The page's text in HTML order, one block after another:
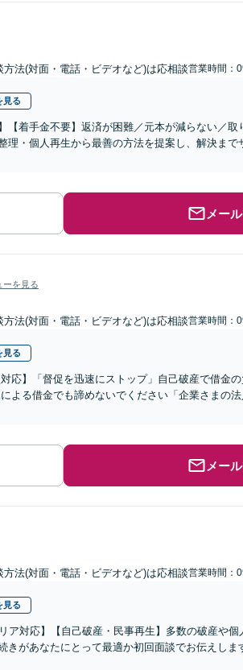
方法(対面・電話・ビデオなど)は応相談営業時間：
見る
【着手金不要】返済が困難／元本が減らない／
理・個人再生から最善の方法を提案し、解決まで
メー
ーを見る
方法(対面・電話・ビデオなど)は応相談営業時間：
見る
応】「督促を迅速にストップ」自己破産で借金
よる借金でも諦めないでください「企業さまの
メー
方法(対面・電話・ビデオなど)は応相談営業時間：
見る
ア対応】【自己破産・民事再生】多数の破産や
きがあなたにとって最適か初回面談でお伝えし